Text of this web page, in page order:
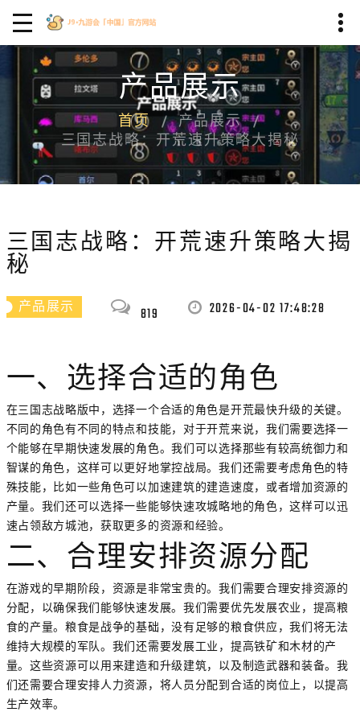
产品展示
首页
产品展示
三国志战略：开荒速升策略大揭秘
三国志战略：开荒速升策略大揭
秘
产品展示 819 2026-04-02 17:48:28
一、选择合适的角色
在三国志战略版中，选择一个合适的角色是开荒最快升级的关键。
不同的角色有不同的特点和技能，对于开荒来说，我们需要选择一
个能够在早期快速发展的角色。我们可以选择那些有较高统御力和
智谋的角色，这样可以更好地掌控战局。我们还需要考虑角色的特
殊技能，比如一些角色可以加速建筑的建造速度，或者增加资源的
产量。我们还可以选择一些能够快速攻城略地的角色，这样可以迅
速占领敌方城池，获取更多的资源和经验。
二、合理安排资源分配
在游戏的早期阶段，资源是非常宝贵的。我们需要合理安排资源的
分配，以确保我们能够快速发展。我们需要优先发展农业，提高粮
食的产量。粮食是战争的基础，没有足够的粮食供应，我们将无法
维持大规模的军队。我们还需要发展工业，提高铁矿和木材的产
量。这些资源可以用来建造和升级建筑，以及制造武器和装备。我
们还需要合理安排人力资源，将人员分配到合适的岗位上，以提高
生产效率。